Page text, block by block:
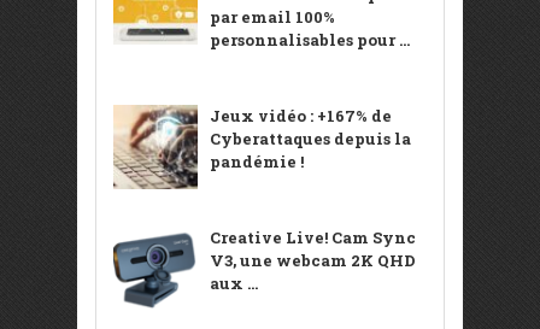
par email 100%
personnalisables pour ...
Jeux vidéo : +167% de
Cyberattaques depuis la
pandémie !
Creative Live! Cam Sync
V3, une webcam 2K QHD
aux ...